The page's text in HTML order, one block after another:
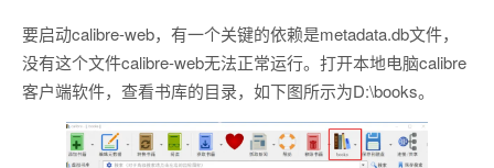
要启动calibre-web，有一个关键的依赖是metadata.db文件，
没有这个文件calibre-web无法正常运行。打开本地电脑calibre
客户端软件，查看书库的目录，如下图所示为D:\books。